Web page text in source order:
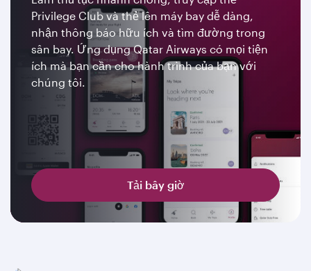
Privilege Club và thẻ lên máy bay dễ dàng,
nhận thông báo hữu ích và tìm đường trong
sân bay. Ứng dụng Qatar Airways có mọi tiện
ích mà bạn cần cho hành trình của bạn với
chúng tôi.
Tải bây giờ